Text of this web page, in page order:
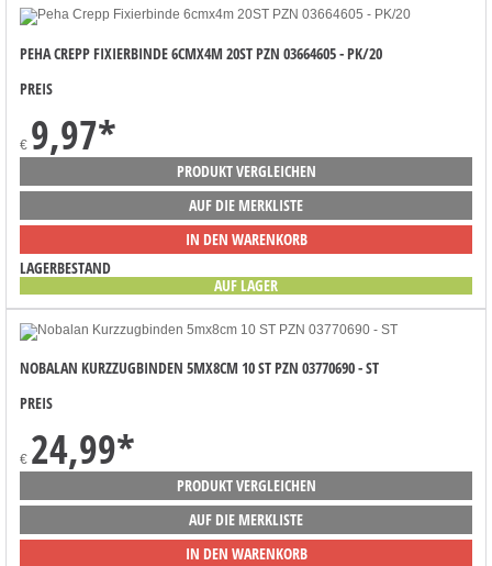
PEHA CREPP FIXIERBINDE 6CMX4M 20ST PZN 03664605 - PK/20
PREIS
€ 9,97*
PRODUKT VERGLEICHEN
AUF DIE MERKLISTE
IN DEN WARENKORB
LAGERBESTAND
AUF LAGER
NOBALAN KURZZUGBINDEN 5MX8CM 10 ST PZN 03770690 - ST
PREIS
€ 24,99*
PRODUKT VERGLEICHEN
AUF DIE MERKLISTE
IN DEN WARENKORB